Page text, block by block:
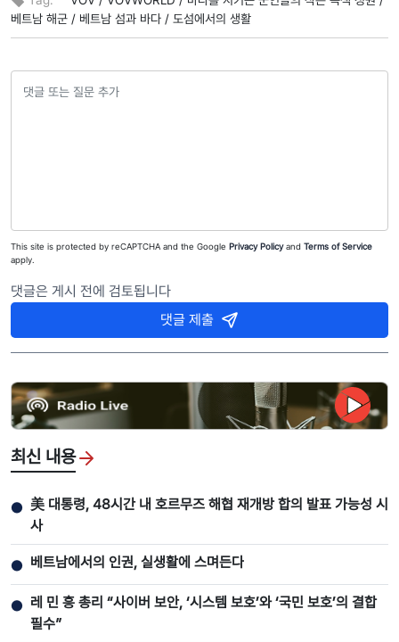
베트남 해군 / 베트남 섬과 바다 / 도섬에서의 생활
This site is protected by reCAPTCHA and the Google Privacy Policyand Terms of Service
apply.
댓글은 게시 전에 검토됩니다
댓글 제출
최신 내용
● 美 대통령, 48시간 내 호르무즈 해협 재개방 합의 발표 가능성 시
사
● 베트남에서의 인권, 실생활에 스며든다
● 레 민 흥 총리 “사이버 보안, ‘시스템 보호’와 ‘국민 보호’의 결합
필수”